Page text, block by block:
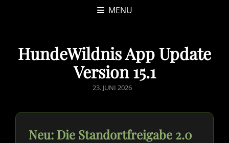
MENU
HundeWildnis App Update
Version 15.1
POSTED
23. JUNI 2026
Neu: Die Standortfreigabe 2.0